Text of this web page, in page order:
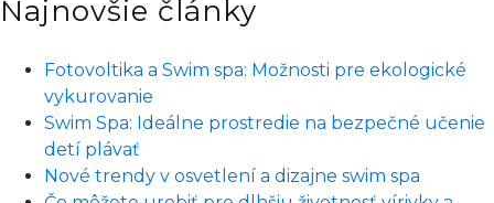
bazén
na
ročné
obdobia?
Týchto
Najnovšie články
Fotovoltika a Swim spa: Možnosti pre ekologické
vykurovanie
Swim Spa: Ideálne prostredie na bezpečné učenie
detí plávať
Nové trendy v osvetlení a dizajne swim spa